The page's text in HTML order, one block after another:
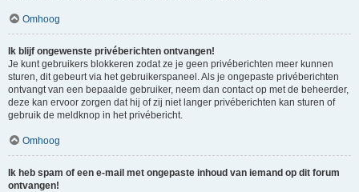
Omhoog
Ik blijf ongewenste privéberichten ontvangen!
Je kunt gebruikers blokkeren zodat ze je geen privéberichten meer kunnen
sturen, dit gebeurt via het gebruikerspaneel. Als je ongepaste privéberichten
ontvangt van een bepaalde gebruiker, neem dan contact op met de beheerder,
deze kan ervoor zorgen dat hij of zij niet langer privéberichten kan sturen of
gebruik de meldknop in het privébericht.
Omhoog
Ik heb spam of een e-mail met ongepaste inhoud van iemand op dit forum
ontvangen!